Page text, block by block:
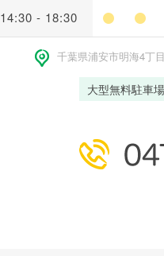
14:30 - 18:30
千葉県浦安市明海4丁
大型無料駐車